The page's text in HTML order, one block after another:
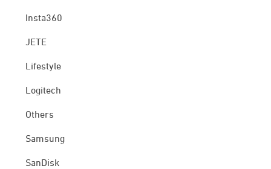
Insta360
JETE
Lifestyle
Logitech
Others
Samsung
SanDisk